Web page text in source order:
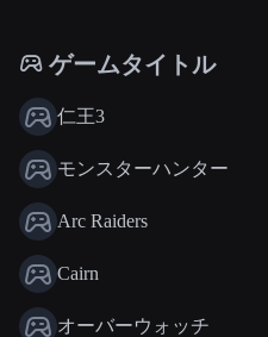
ゲームタイトル
仁王3
モンスターハンター
Arc Raiders
Cairn
オーバーウォッチ